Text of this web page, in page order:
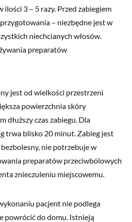
ilości 3 – 5 razy. Przed zabiegiem
– niezbędne jest w
niechcianych włosów.
preparatów
jest od wielkości przestrzeni
powierzchnia skóry
dłuższy czas zabiegu. Dla
trwa blisko 20 minut. Zabieg jest
nie potrzebuje w
preparatów przeciwbólowych
znieczuleniu miejscowemu.
pacjent nie podlega
powrócić do domu. Istnieją